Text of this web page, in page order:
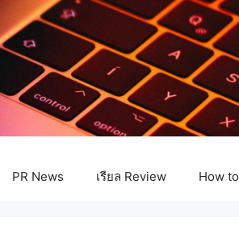
PR News เรียล Review How to